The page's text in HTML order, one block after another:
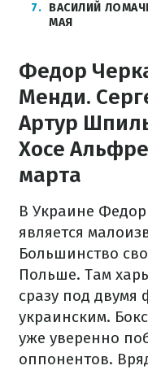
7
ВАСИЛИЙ
МАЯ
Федор
Менди.
Артур
Хосе
марта
В Украине
является
Большинство
Польше. Там
сразу под двумя
украинским.
уже уверенно
оппонентов.